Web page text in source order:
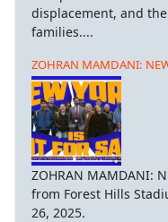
displacement, and
families....
ZOHRAN MAMDANI:
ZOHRAN MAMDANI:
from Forest Hills
26, 2025.